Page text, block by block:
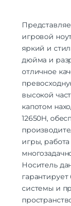
Производитель
Тип видеокарты
Камера
Количество Мп
Аккумулятор
Аккумулятор
Емкость
Время работы
Интерфейсы/
Порты
Количество портов
Версия HDMI
игровой
яркий и
дюйма и
отличное
высокой
капотом
12650H,
игры,
Носитель
системы и